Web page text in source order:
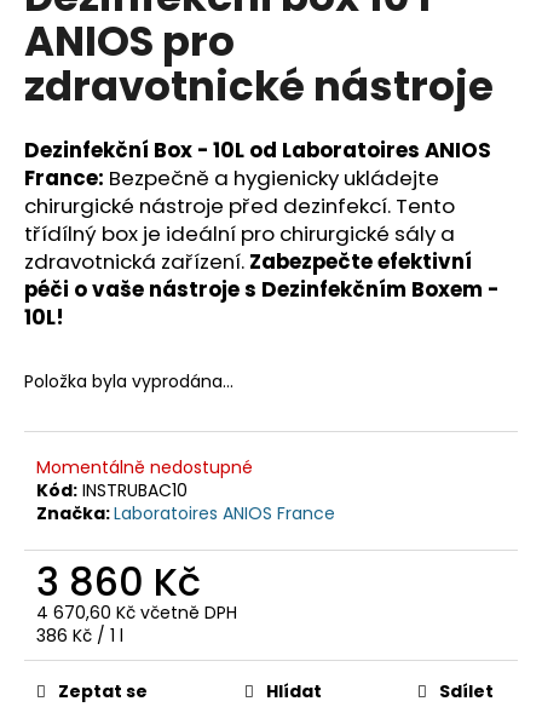
0,0
z
5
hvězdiček.
ANIOS pro
zdravotnické nástroje
Dezinfekční Box - 10L od Laboratoires ANIOS
France: Bezpečně a hygienicky ukládejte
chirurgické nástroje před dezinfekcí. Tento
třídílný box je ideální pro chirurgické sály a
zdravotnická zařízení. Zabezpečte efektivní
péči o vaše nástroje s Dezinfekčním Boxem -
10L!
Položka byla vyprodána…
Momentálně nedostupné
Kód: INSTRUBAC10
Značka:Laboratoires ANIOS France
3 860 Kč
4 670,60 Kč včetně DPH
Měrná
cena:
386 Kč / 1 l
Zeptat se Hlídat Sdílet
a
j
í
?
HLEDAT
D
p
o
u
č
u
e
m
e